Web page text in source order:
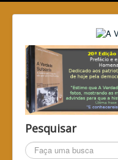
Pesquisar
Pesquisar...